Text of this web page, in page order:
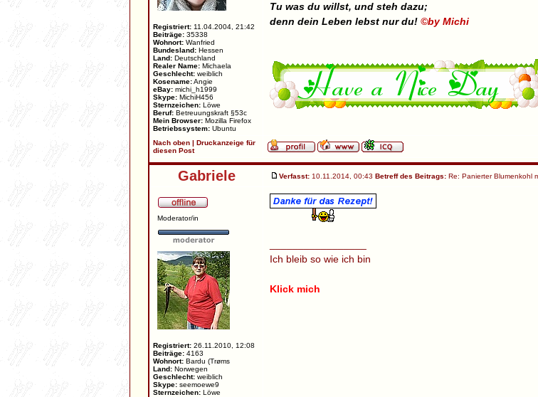
Registriert: 11.04.2004, 21:42
Beiträge: 35338
Wohnort: Wanfried
Bundesland: Hessen
Land: Deutschland
Realer Name: Michaela
Geschlecht: weiblich
Kosename:Angie
eBay: michi_h1999
Skype: MichiH456
Sternzeichen: Löwe
Beruf: Betreuungskraft §53c
Mein Browser: Mozilla Firefox
Betriebssystem: Ubuntu
Tu was du willst, und steh dazu;
denn dein Leben lebst nur du! ©by Michi
Nach oben | Druckanzeige für
diesen Post
Gabriele Verfasst: 10.11.2014, 00:43 Betreff des Beitrags: Re: Panierter Blumenkohl
Moderator/in
Registriert: 26.11.2010, 12:08
Beiträge: 4163
Wohnort: Bardu (Trøms
Land: Norwegen
Geschlecht: weiblich
Skype: seemoewe9
Sternzeichen: Löwe
Ich bleib so wie ich bin
Klick mich